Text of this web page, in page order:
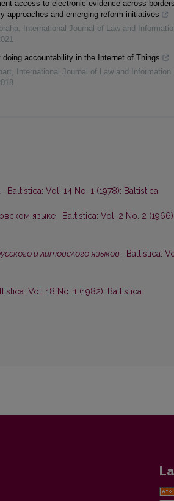
access to electronic evidence across
approaches and emerging reform initiatives
,
International Journal of Law and
doing accountability in the Internet of Things
,
International Journal of Law and Information
, Baltistica: Vol. 14 No. 1 (1978): Baltistica
языке , Baltistica: Vol. 2 No. 2 (1966):
и литовслого языков , Baltistica:
Vol. 18 No. 1 (1982): Baltistica